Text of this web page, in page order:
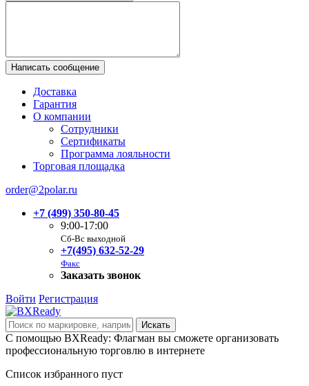
Написать сообщение
Доставка
Гарантия
О компании
Сотрудники
Сертификаты
Программа лояльности
Торговая площадка
order@2polar.ru
+7 (499) 350-80-45
9:00-17:00
Сб-Вс выходной
+7(495) 632-52-29
Факс
Заказать звонок
Войти Регистрация
С помощью BXReady: Флагман вы сможете организовать
профессиональную торговлю в интернете
Список избранного пуст